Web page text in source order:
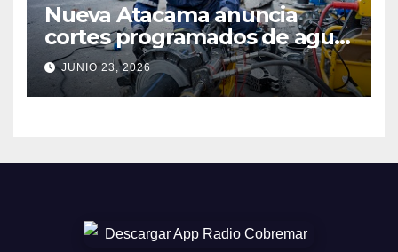
Nueva Atacama anuncia
cortes programados de agua
potable en Copiapó y
Caldera: revisa fechas,
horarios y sectores
JUNIO 23, 2026